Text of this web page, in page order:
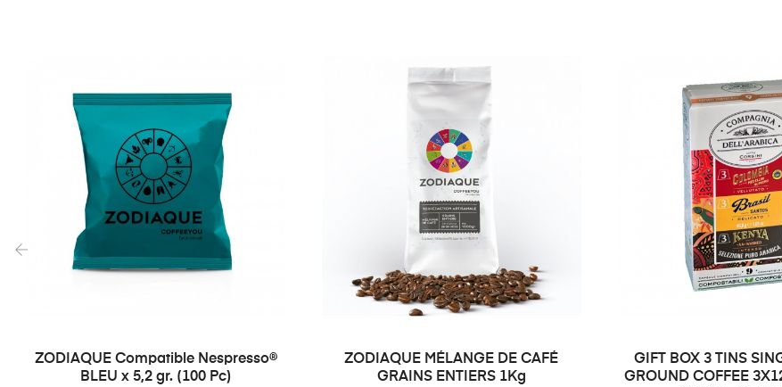
ZODIAQUE Compatible Nespresso®
BLEU x 5,2 gr. (100 Pc)
ZODIAQUE MÉLANGE DE CAFÉ
GRAINS ENTIERS 1Kg
GIFT BOX 3 TINS
GROUND COFFEE